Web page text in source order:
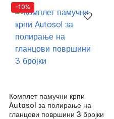
-10%
Комплет памучни крпи
Autosol за полирање на
гланцови површини 3 бројки